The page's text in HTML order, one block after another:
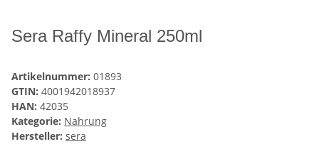
Sera Raffy Mineral 250ml
Artikelnummer: 01893
GTIN: 4001942018937
HAN: 42035
Kategorie: Nahrung
Hersteller: sera